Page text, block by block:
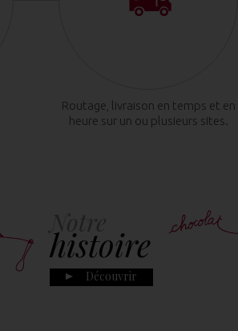
Routage, livraison en temps et en
heure sur un ou plusieurs sites.
histoire
Découvrir